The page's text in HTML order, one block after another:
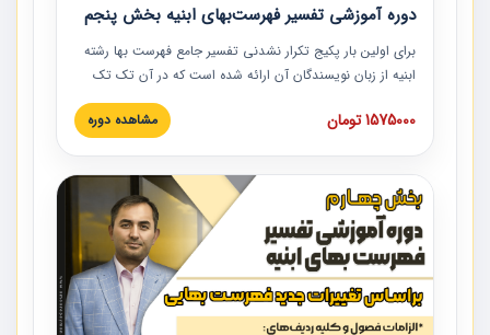
دوره آموزشی تفسیر فهرست‌بهای ابنیه بخش پنجم
برای اولین بار پکیج تکرار نشدنی تفسیر جامع فهرست بها رشته
ابنیه از زبان نویسندگان آن ارائه شده است که در آن تک تک
ردیف ها و مطالب فهرست بها تفسیر و ارائه شده است. این
دوره به صورت کامل تصویری بوده و به همراه تصاویر عملیات
دوره با کلام مهندس علیرضاحسین‌زاده مدیر پروژه مهندسی
مشاور در امر بازنگری فهرست بها رشته ابنیه ارائه شده و به تمام
همکارانی که در حوزه صنعت ساخت در حال فعالیت هستند حتما
توصیه می کنیم از مطالب این دوره استفاده نمایند.
1575000 تومان مشاهده دوره